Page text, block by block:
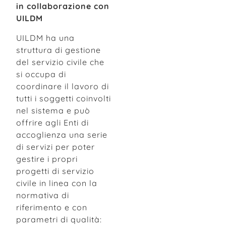
in collaborazione con
UILDM
UILDM ha una
struttura di gestione
del servizio civile che
si occupa di
coordinare il lavoro di
tutti i soggetti coinvolti
nel sistema e può
offrire agli Enti di
accoglienza una serie
di servizi per poter
gestire i propri
progetti di servizio
civile in linea con la
normativa di
riferimento e con
parametri di qualità: